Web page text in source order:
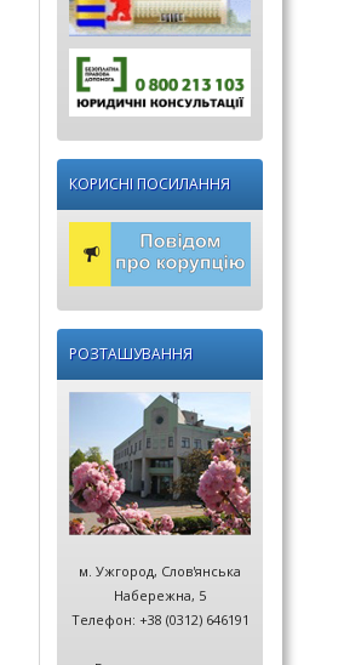
КОРИСНІ ПОСИЛАННЯ
РОЗТАШУВАННЯ
м. Ужгород, Слов'янська
Набережна, 5
Телефон: +38 (0312) 646191